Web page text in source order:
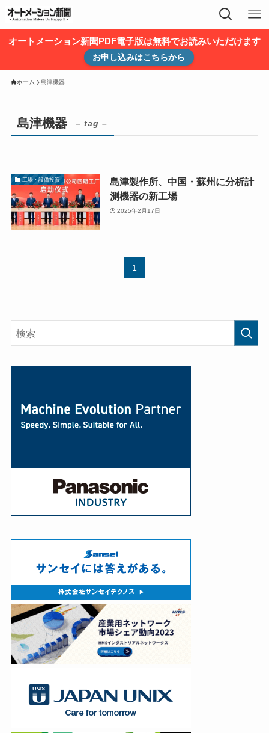
オートメーション新聞PDF電子版は無料でお読みいただけます
お申し込みはこちらから
ホーム 島津機器
島津機器 – tag –
工場・設備投資
島津製作所、中国・蘇州に分析計
測機器の新工場
2025年2月17日
1